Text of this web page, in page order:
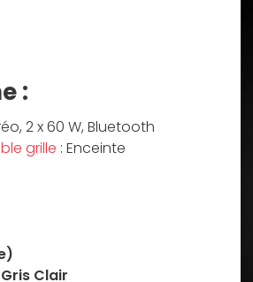
:
2 x 60 W, Bluetooth
grille : Enceinte
Clair